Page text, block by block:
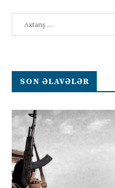
SON ƏLAVƏLƏR